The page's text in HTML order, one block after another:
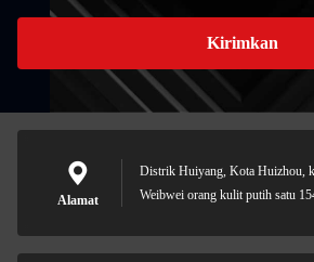
Kirimkan
Alamat
Distrik Huiyang, Kota Huizhou,
Weibwei orang kulit putih satu